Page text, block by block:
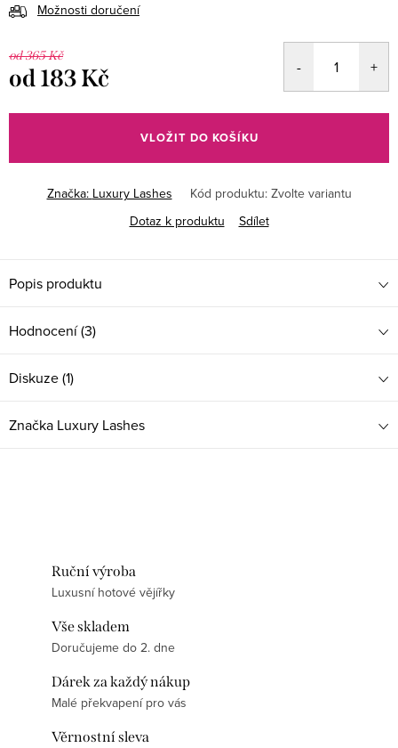
Možnosti doručení
od 365 Kč
od183 Kč
cena:
VLOŽIT DO KOŠÍKU
Značka: Luxury Lashes Kód produktu: Zvolte variantu
Dotaz k produktu
Sdílet
Popis produktu
Hodnocení (3)
Diskuze (1)
Značka Luxury Lashes
Ruční výroba
Luxusní hotové vějířky
Vše skladem
Doručujeme do 2. dne
Dárek za každý nákup
Malé překvapení pro vás
Věrnostní sleva